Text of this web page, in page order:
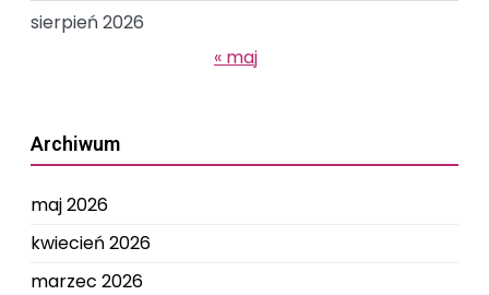
sierpień 2026
« maj
Archiwum
maj 2026
kwiecień 2026
marzec 2026